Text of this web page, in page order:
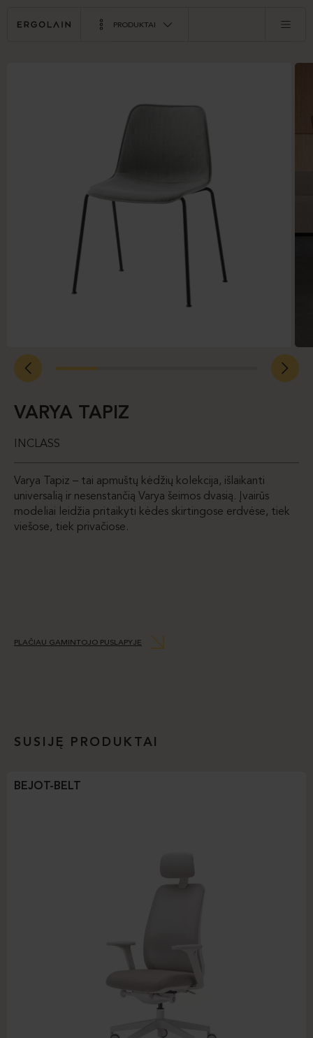
PRODUKTAI
VARYA TAPIZ
INCLASS
Varya Tapiz – tai apmuštų kėdžių kolekcija, išlaikanti
universalią ir nesenstančią Varya šeimos dvasią. Įvairūs
modeliai leidžia pritaikyti kėdes skirtingose erdvėse, tiek
viešose, tiek privačiose.
PLAČIAU GAMINTOJO PUSLAPYJE
SUSIJĘ PRODUKTAI
BEJOT-BELT